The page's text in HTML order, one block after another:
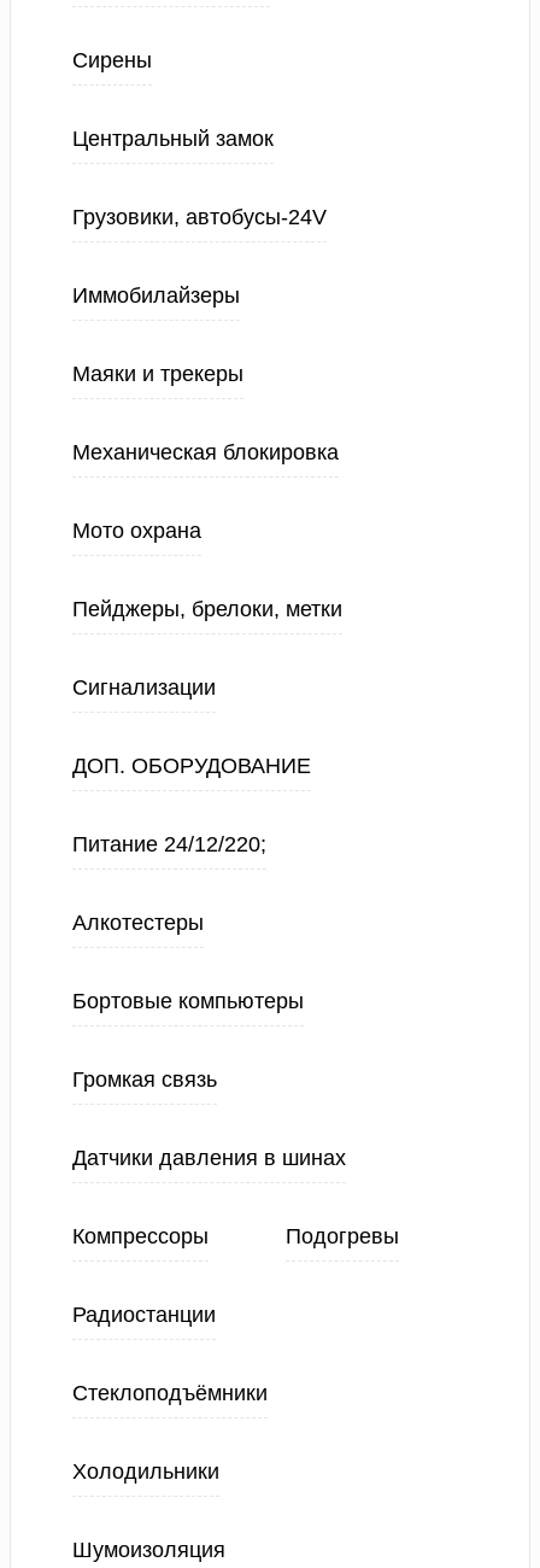
Сирены
Центральный замок
Грузовики, автобусы-24V
Иммобилайзеры
Маяки и трекеры
Механическая блокировка
Мото охрана
Пейджеры, брелоки, метки
Сигнализации
ДОП. ОБОРУДОВАНИЕ
Питание 24/12/220;
Алкотестеры
Бортовые компьютеры
Громкая связь
Датчики давления в шинах
Компрессоры Подогревы
Радиостанции
Стеклоподъёмники
Холодильники
Шумоизоляция